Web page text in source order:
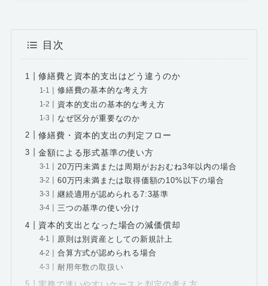
目次
修繕費と資本的支出はどう違うのか
修繕費の基本的な考え方
資本的支出の基本的な考え方
なぜ区分が重要なのか
修繕費・資本的支出の判定フロー
金額による形式基準の使い方
20万円未満または周期がおおむね3年以内の場合
60万円未満または取得価額の10%以下の場合
継続適用が認められる7:3基準
三つの基準の使い分け
資本的支出となった場合の減価償却
原則は別資産としての新規計上
合算方式が認められる場合
耐用年数の取扱い
実務で迷いやすいケースと判定の考え方